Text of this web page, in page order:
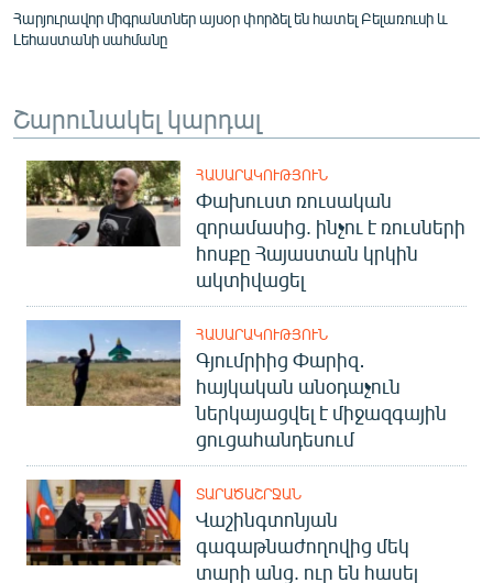
Հարյուրավոր միգրանտներ այսօր փորձել են հատել Բելառուսի և
Լեհաստանի սահմանը
Շարունակել կարդալ
ՀԱՍԱՐԱԿՈՒԹՅՈՒՆ
Փախուստ ռուսական
զորամասից. ինչու է ռուսների
հոսքը Հայաստան կրկին
ակտիվացել
ՀԱՍԱՐԱԿՈՒԹՅՈՒՆ
Գյումրիից Փարիզ․
հայկական անօդաչուն
ներկայացվել է միջազգային
ցուցահանդեսում
ՏԱՐԱԾԱՇՐՋԱՆ
Վաշինգտոնյան
գագաթնաժողովից մեկ
տարի անց. ուր են հասել